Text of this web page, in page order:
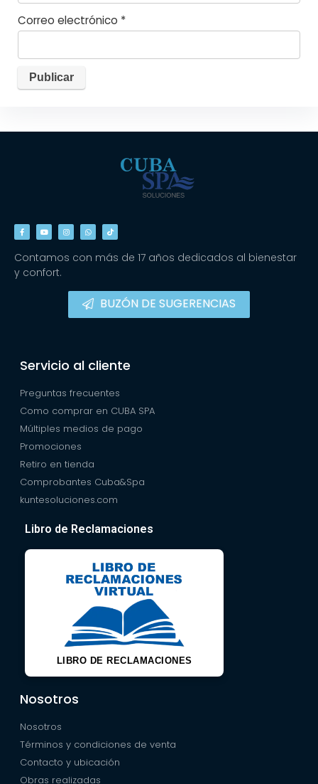
Correo electrónico *
Contamos con más de 17 años dedicados al bienestar
y confort.
BUZÓN DE SUGERENCIAS
Servicio al cliente
Preguntas frecuentes
Como comprar en CUBA SPA
Múltiples medios de pago
Promociones
Retiro en tienda
Comprobantes Cuba&Spa
kuntesoluciones.com
Libro de Reclamaciones
LIBRO DE RECLAMACIONES
Nosotros
Nosotros
Términos y condiciones de venta
Contacto y ubicación
Obras realizadas